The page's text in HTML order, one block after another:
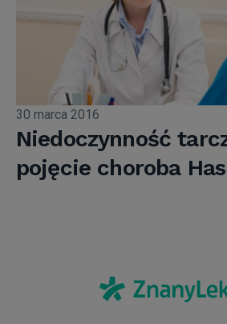
30 marca 2016
Niedoczynność
pojęcie choroba